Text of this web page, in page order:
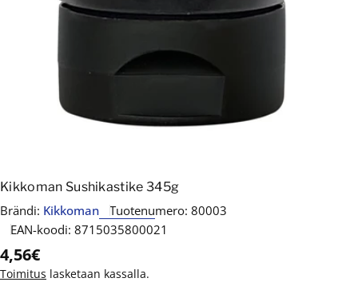
Kikkoman Sushikastike 345g
Brändi: Kikkoman Tuotenumero: 80003
EAN-koodi: 8715035800021
Normaalihinta
4,56€
Toimitus lasketaan kassalla.